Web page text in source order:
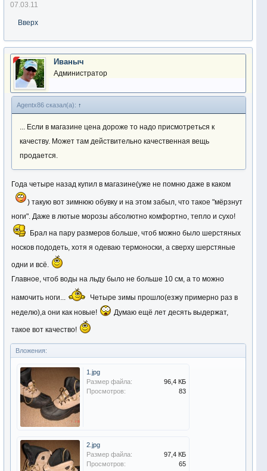
07.03.11
Вверх
Иваныч
Администратор
Agentx86 сказал(а): ↑
... Если в магазине цена дороже то надо присмотреться к
качеству. Может там действительно качественная вещь
продается.
Года четыре назад купил в магазине(уже не помню даже в каком
) такую вот зимнюю обувку и на этом забыл, что такое "мёрзнут
ноги". Даже в лютые морозы абсолютно комфортно, тепло и сухо!
Брал на пару размеров больше, чтоб можно было шерстяных
носков пододеть, хотя я одеваю термоноски, а сверху шерстяные
одни и всё.
Главное, чтоб воды на льду было не больше 10 см, а то можно
намочить ноги...
Четыре зимы прошло(езжу примерно раз в
неделю),а они как новые!
Думаю ещё лет десять выдержат,
такое вот качество!
Вложения:
1.jpg
Размер файла:
96,4 КБ
Просмотров:
83
2.jpg
Размер файла:
97,4 КБ
Просмотров:
65